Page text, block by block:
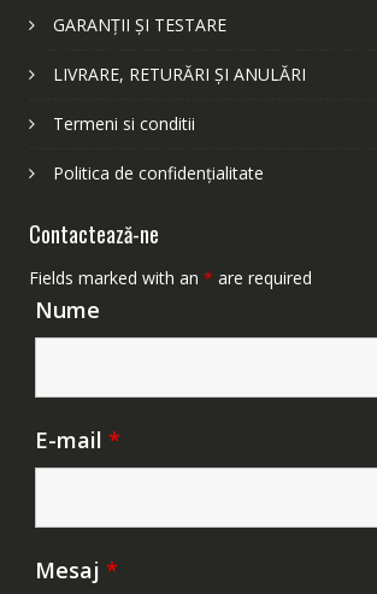
GARANȚII ȘI TESTARE
LIVRARE, RETURĂRI ȘI ANULĂRI
Termeni si conditii
Politica de confidențialitate
Contactează-ne
Fields marked with an * are required
Nume
E-mail *
Mesaj *